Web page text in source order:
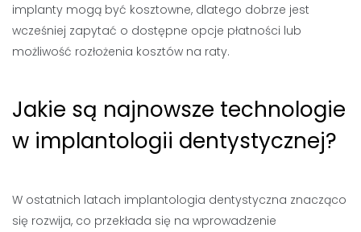
implanty mogą być kosztowne, dlatego dobrze jest
wcześniej zapytać o dostępne opcje płatności lub
możliwość rozłożenia kosztów na raty.
Jakie są najnowsze technologie
w implantologii dentystycznej?
W ostatnich latach implantologia dentystyczna znacząco
się rozwija, co przekłada się na wprowadzenie